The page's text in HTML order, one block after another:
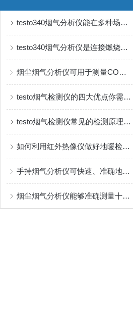
testo340烟气分析仪能在多种场景下提供可靠的测量结果
testo340烟气分析仪是连接燃烧设备与环保要求的桥梁
烟尘烟气分析仪可用于测量CO、CO2和挥发性有机物的分析
testo烟气检测仪的四大优点你需要知道！
testo烟气检测仪常见的检测原理如下
如何利用红外热像仪做好地暖检测？是不是热像仪有透视功能？
手持烟气分析仪可快速、准确地掌握气体浓度
烟尘烟气分析仪能够准确测量十余种气体的浓度